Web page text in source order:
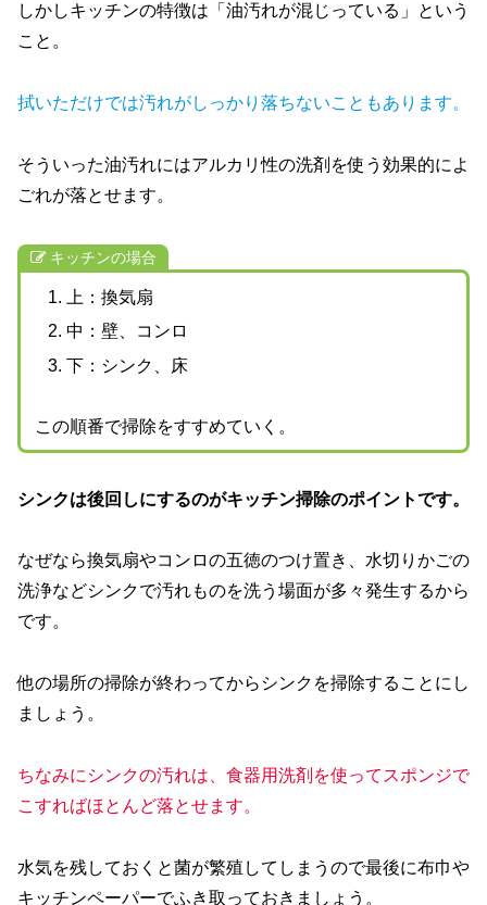
しかしキッチンの特徴は「油汚れが混じっている」という
こと。
拭いただけでは汚れがしっかり落ちないこともあります。
そういった油汚れにはアルカリ性の洗剤を使う効果的によ
ごれが落とせます。
キッチンの場合
上：換気扇
中：壁、コンロ
下：シンク、床
この順番で掃除をすすめていく。
シンクは後回しにするのがキッチン掃除のポイントです。
なぜなら換気扇やコンロの五徳のつけ置き、水切りかごの
洗浄などシンクで汚れものを洗う場面が多々発生するから
です。
他の場所の掃除が終わってからシンクを掃除することにし
ましょう。
ちなみにシンクの汚れは、食器用洗剤を使ってスポンジで
こすればほとんど落とせます。
水気を残しておくと菌が繁殖してしまうので最後に布巾や
キッチンペーパーでふき取っておきましょう。